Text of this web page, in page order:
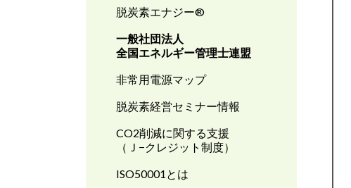
脱炭素エナジー®
一般社団法人
全国エネルギー管理士連盟
非常用電源マップ
脱炭素経営セミナー情報
CO2削減に関する支援
（Ｊ−クレジット制度）
ISO50001とは